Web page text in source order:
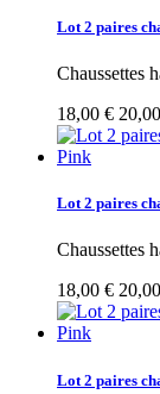
Lot 2 paires
Chaussettes
18,00 €
Lot 2 paires
Chaussettes
18,00 €
Lot 2 paires